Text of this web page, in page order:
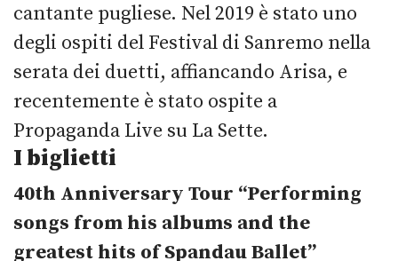
cantante pugliese. Nel 2019 è stato uno
degli ospiti del Festival di Sanremo nella
serata dei duetti, affiancando Arisa, e
recentemente è stato ospite a
Propaganda Live su La Sette.
I biglietti
40th Anniversary Tour “Performing
songs from his albums and the
greatest hits of Spandau Ballet”